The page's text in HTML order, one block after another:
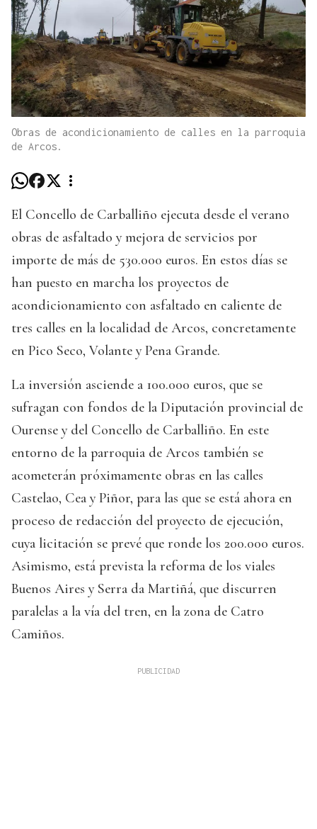
Obras de acondicionamiento de calles en la parroquia
de Arcos.
El Concello de Carballiño ejecuta desde el verano
obras de asfaltado y mejora de servicios por
importe de más de 530.000 euros. En estos días se
han puesto en marcha los proyectos de
acondicionamiento con asfaltado en caliente de
tres calles en la localidad de Arcos, concretamente
en Pico Seco, Volante y Pena Grande.
La inversión asciende a 100.000 euros, que se
sufragan con fondos de la Diputación provincial de
Ourense y del Concello de Carballiño. En este
entorno de la parroquia de Arcos también se
acometerán próximamente obras en las calles
Castelao, Cea y Piñor, para las que se está ahora en
proceso de redacción del proyecto de ejecución,
cuya licitación se prevé que ronde los 200.000 euros.
Asimismo, está prevista la reforma de los viales
Buenos Aires y Serra da Martiñá, que discurren
paralelas a la vía del tren, en la zona de Catro
Camiños.